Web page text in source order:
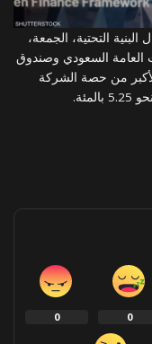
التحتية، الجمعة،
العامة السعودي وصندوق
من حصة الشركة
0
0